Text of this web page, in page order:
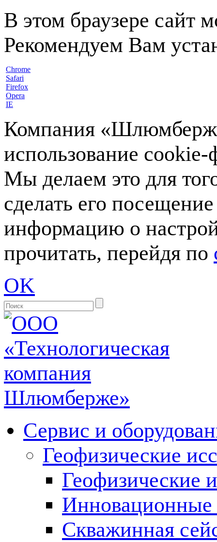
В этом браузере сайт
Рекомендуем Вам
Chrome
Safari
Firefox
Opera
IE
Компания
использование
Мы делаем это для
сделать его
информацию о
прочитать, перейдя по
OK
Сервис и
Геофизические
Геофизические
Инновационные
Скважинная